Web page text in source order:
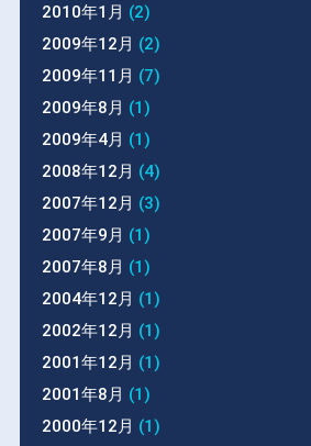
2010年1月 (2)
2009年12月 (2)
2009年11月 (7)
2009年8月 (1)
2009年4月 (1)
2008年12月 (4)
2007年12月 (3)
2007年9月 (1)
2007年8月 (1)
2004年12月 (1)
2002年12月 (1)
2001年12月 (1)
2001年8月 (1)
2000年12月 (1)